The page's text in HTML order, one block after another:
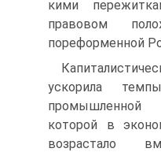
кими
правовом
пореформенной
ускорила
промышленной
которой в
возрастало